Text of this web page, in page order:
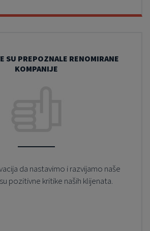
SU PREPOZNALE RENOMIRANE
KOMPANIJE
da nastavimo i razvijamo naše
pozitivne kritike naših klijenata.